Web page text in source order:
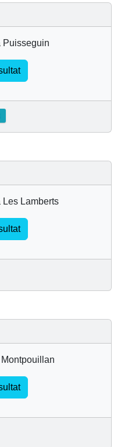
Puisseguin
Les Lamberts